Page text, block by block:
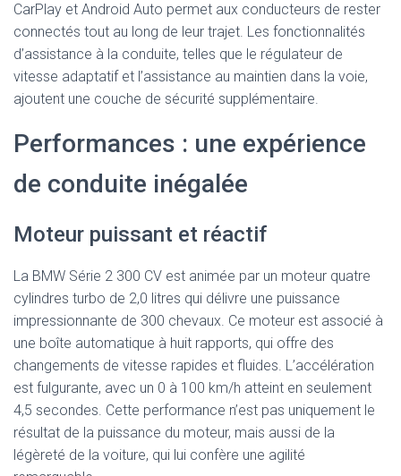
CarPlay et Android Auto permet aux conducteurs de rester
connectés tout au long de leur trajet. Les fonctionnalités
d’assistance à la conduite, telles que le régulateur de
vitesse adaptatif et l’assistance au maintien dans la voie,
ajoutent une couche de sécurité supplémentaire.
Performances : une expérience
de conduite inégalée
Moteur puissant et réactif
La BMW Série 2 300 CV est animée par un moteur quatre
cylindres turbo de 2,0 litres qui délivre une puissance
impressionnante de 300 chevaux. Ce moteur est associé à
une boîte automatique à huit rapports, qui offre des
changements de vitesse rapides et fluides. L’accélération
est fulgurante, avec un 0 à 100 km/h atteint en seulement
4,5 secondes. Cette performance n’est pas uniquement le
résultat de la puissance du moteur, mais aussi de la
légèreté de la voiture, qui lui confère une agilité